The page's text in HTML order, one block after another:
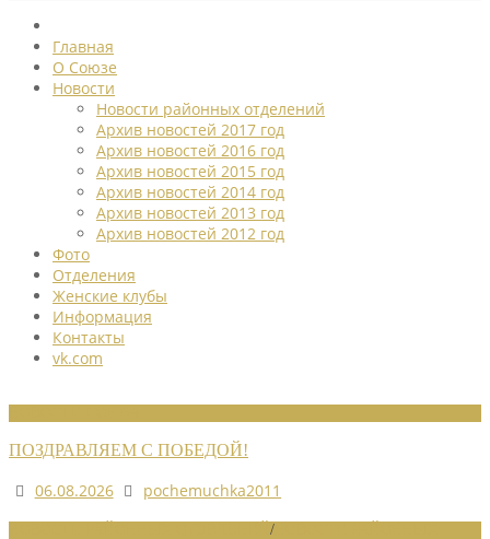
Главная
О Союзе
Новости
Новости районных отделений
Архив новостей 2017 год
Архив новостей 2016 год
Архив новостей 2015 год
Архив новостей 2014 год
Архив новостей 2013 год
Архив новостей 2012 год
Фото
Отделения
Женские клубы
Информация
Контакты
vk.com
ПОЗДРАВЛЯЕМ С ПОБЕДОЙ!
06.08.2026
pochemuchka2011
/